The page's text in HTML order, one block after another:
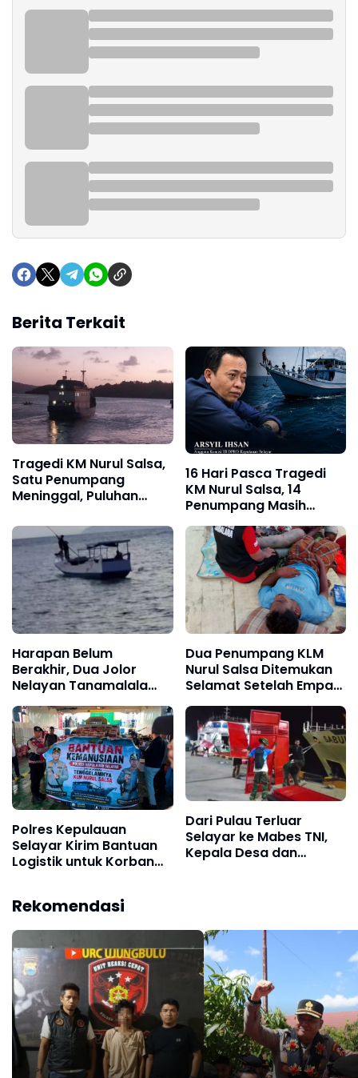
Berita Terkait
Tragedi KM Nurul Salsa,
Satu Penumpang
Meninggal, Puluhan
Pencarian Korban Terus
Berlangsung
16 Hari Pasca Tragedi
KM Nurul Salsa, 14
Penumpang Masih
Hilang, Kepastian
Santunan Korban
dipertanyakan
Harapan Belum
Berakhir, Dua Jolor
Nelayan Tanamalala
Kembali Sisir Laut Cari
Korban KLM Nurul Salsa
Dua Penumpang KLM
Nurul Salsa Ditemukan
Selamat Setelah Empat
Hari Terapung di Laut,
Tiga Korban Lain Diduga
Meninggal Dunia
Polres Kepulauan
Selayar Kirim Bantuan
Logistik untuk Korban
Dari Pulau Terluar
Selayar ke Mabes TNI,
Kepala Desa dan
Rekomendasi